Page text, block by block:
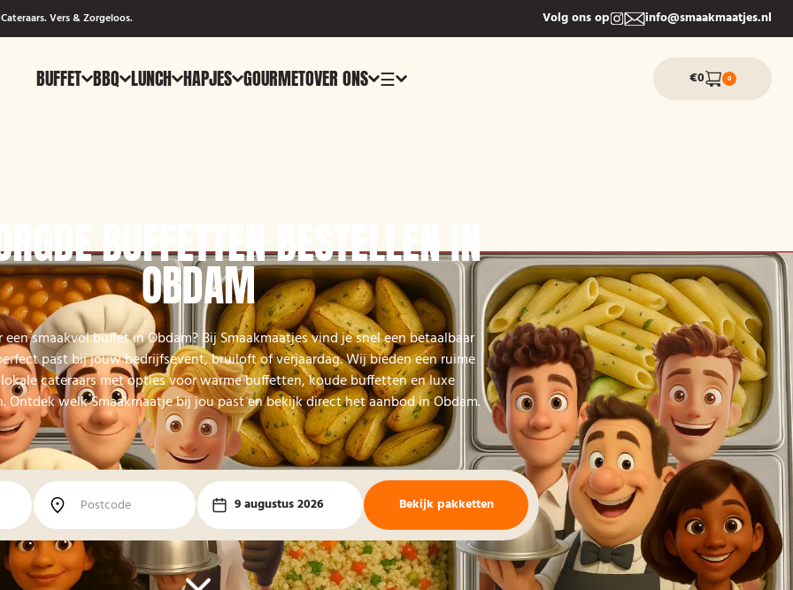
Vers & Zorgeloos. Volg ons op info@smaakmaatjes.nl
BUFFET BBQ LUNCH HAPJES GOURMETOVER ONS ☰ €0 0
BUFFETTEN BESTELLEN IN
OBDAM
een smaakvol buffet in Obdam? Bij Smaakmaatjes vind je snel een betaalbaar
past bij jouw bedrijfsevent, bruiloft of verjaardag. Wij bieden een ruime
cateraars met opties voor warme buffetten, koude buffetten en luxe
Ontdek welk Smaakmaatje bij jou past en bekijk direct het aanbod in Obdam.
9 augustus 2026 Bekijk pakketten